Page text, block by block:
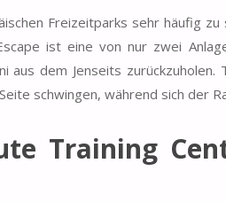
Freizeitparks sehr häufig
ist eine von nur zwei
aus dem Jenseits
schwingen, während sich der
Training